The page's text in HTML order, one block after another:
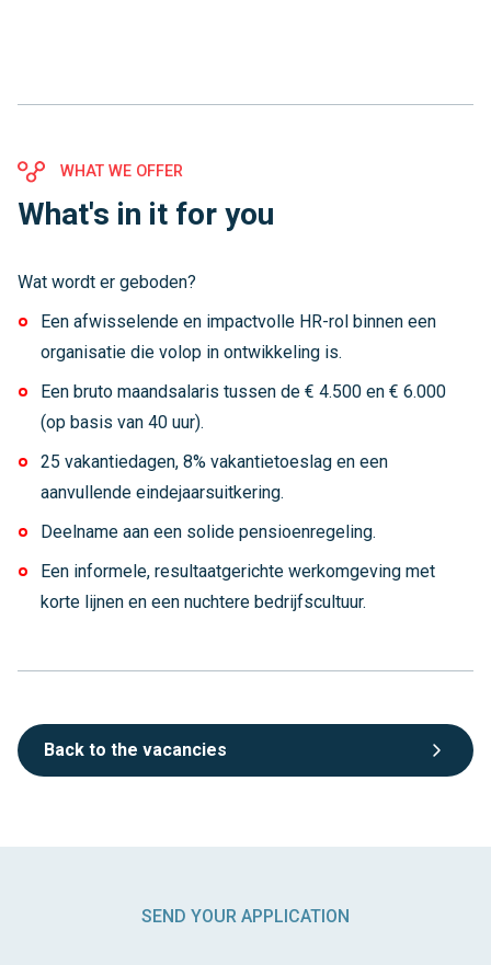
WHAT WE OFFER
What's in it for you
Wat wordt er geboden?
Een afwisselende en impactvolle HR-rol binnen een
organisatie die volop in ontwikkeling is.
Een bruto maandsalaris tussen de € 4.500 en € 6.000
(op basis van 40 uur).
25 vakantiedagen, 8% vakantietoeslag en een
aanvullende eindejaarsuitkering.
Deelname aan een solide pensioenregeling.
Een informele, resultaatgerichte werkomgeving met
korte lijnen en een nuchtere bedrijfscultuur.
Back to the vacancies
SEND YOUR APPLICATION